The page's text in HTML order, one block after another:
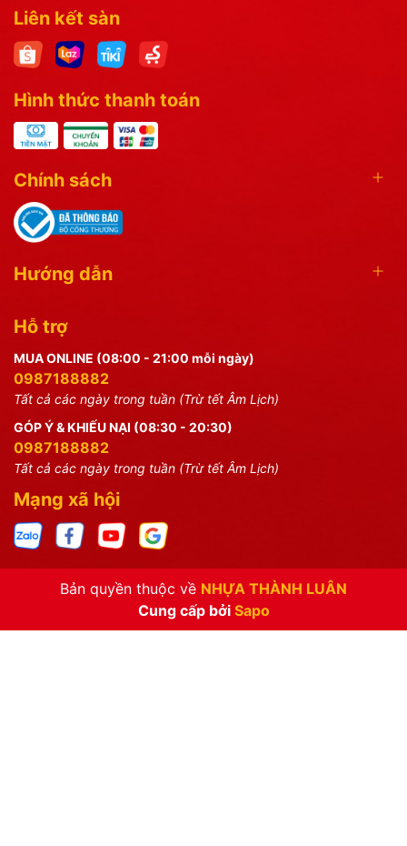
Liên kết sàn
Hình thức thanh toán
Chính sách
Hướng dẫn
Hỗ trợ
MUA ONLINE (08:00 - 21:00 mỗi ngày)
0987188882
Tất cả các ngày trong tuần (Trừ tết Âm Lịch)
GÓP Ý & KHIẾU NẠI (08:30 - 20:30)
0987188882
Tất cả các ngày trong tuần (Trừ tết Âm Lịch)
Mạng xã hội
Bản quyền thuộc về NHỰA THÀNH LUÂN
Cung cấp bởi Sapo